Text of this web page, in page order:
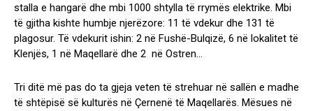
stalla e hangarë dhe mbi 1000 shtylla të rrymës elektrike. Mbi
të gjitha kishte humbje njerëzore: 11 të vdekur dhe 131 të
plagosur. Të vdekurit ishin: 2 në Fushë-Bulqizë, 6 në lokalitet të
Klenjës, 1 në Maqellarë dhe 2 në Ostren…
Tri ditë më pas do ta gjeja veten të strehuar në sallën e madhe
të shtëpisë së kulturës në Çernenë të Maqellarës. Mësues në